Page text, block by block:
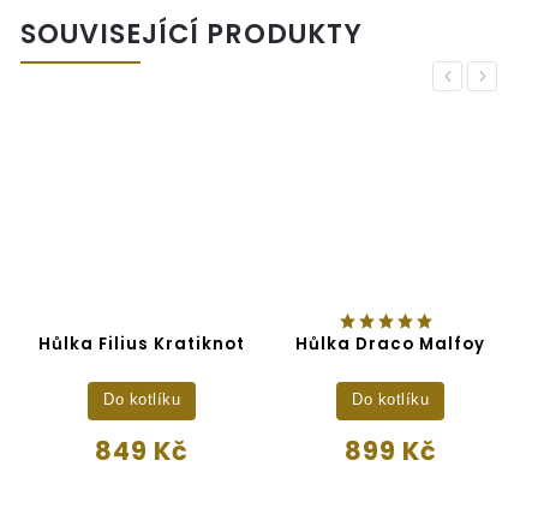
SOUVISEJÍCÍ PRODUKTY
Previous
Hůlka Filius Kratiknot
849 Kč
Do kotlíku
Hůlka Draco Malfoy
899 Kč
Do kotlíku
Next